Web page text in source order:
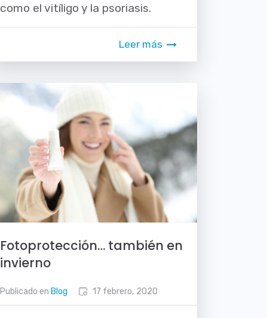
como el vitíligo y la psoriasis.
Leer más
Fotoprotección… también en
invierno
17 febrero, 2020
Publicado en Blog